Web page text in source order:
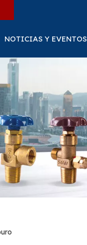
NOTICIAS Y EVENTOS